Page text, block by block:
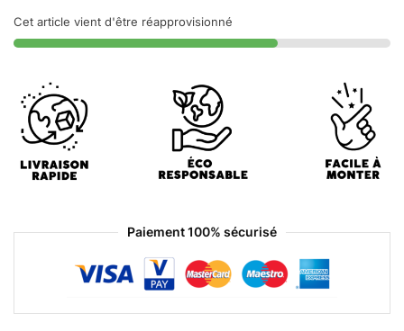
Cet article vient d'être réapprovisionné
Paiement 100% sécurisé